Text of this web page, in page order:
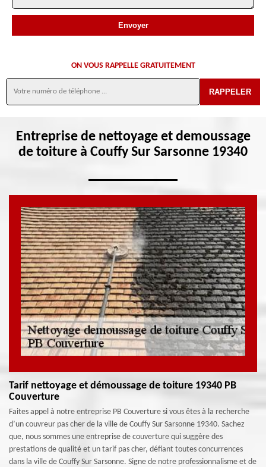
ON VOUS RAPPELLE GRATUITEMENT
Entreprise de nettoyage et demoussage
de toiture à Couffy Sur Sarsonne 19340
Tarif nettoyage et démoussage de toiture 19340 PB
Couverture
Faites appel à notre entreprise PB Couverture si vous êtes à la recherche
d’un couvreur pas cher de la ville de Couffy Sur Sarsonne 19340. Sachez
que, nous sommes une entreprise de couverture qui suggère des
prestations de qualité et un tarif pas cher, défiant toutes concurrences
dans la ville de Couffy Sur Sarsonne. Signe de notre professionnalisme et de